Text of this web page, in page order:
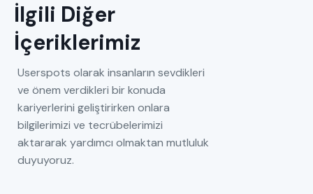
İlgili Diğer
İçeriklerimiz
Userspots olarak insanların sevdikleri
ve önem verdikleri bir konuda
kariyerlerini geliştirirken onlara
bilgilerimizi ve tecrübelerimizi
aktararak yardımcı olmaktan mutluluk
duyuyoruz.